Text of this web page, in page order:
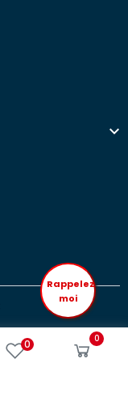
0 0

Rappelez
moi